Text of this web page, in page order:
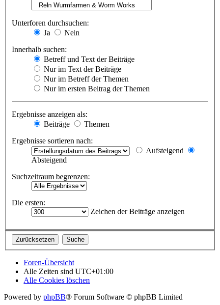
Unterforen durchsuchen:
Ja
Nein
Innerhalb suchen:
Betreff und Text der Beiträge
Nur im Text der Beiträge
Nur im Betreff der Themen
Nur im ersten Beitrag der Themen
Ergebnisse anzeigen als:
Beiträge
Themen
Ergebnisse sortieren nach:
Aufsteigend
Absteigend
Suchzeitraum begrenzen:
Die ersten:
Zeichen der Beiträge anzeigen
Foren-Übersicht
Alle Zeiten sind UTC+01:00
Alle Cookies löschen
Powered by phpBB® Forum Software © phpBB Limited